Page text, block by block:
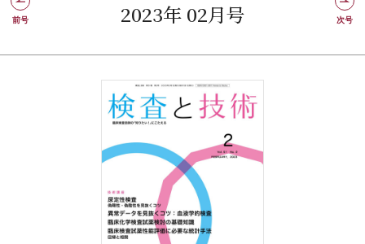
2023年 02月号
前号 次号